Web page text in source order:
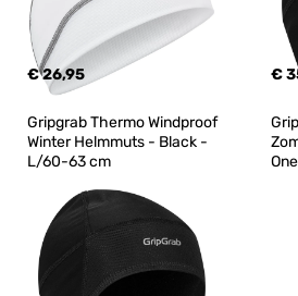
€ 26,95 €
Gripgrab Thermo Windproof
Winter Helmmuts - Black -
L/60-63 cm